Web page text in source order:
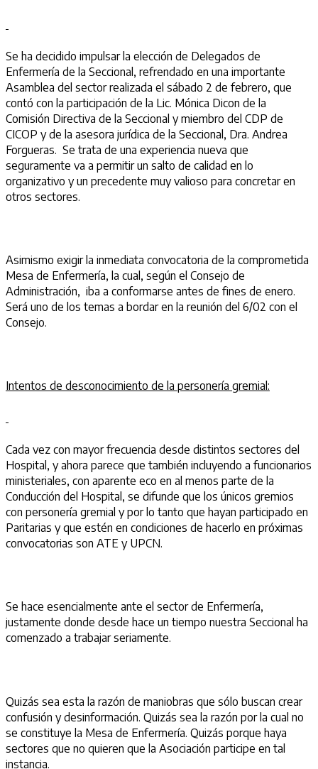
Se ha decidido impulsar la elección de Delegados de
Enfermería de la Seccional, refrendado en una importante
Asamblea del sector realizada el sábado 2 de febrero, que
contó con la participación de la Lic. Mónica Dicon de la
Comisión Directiva de la Seccional y miembro del CDP de
CICOP y de la asesora jurídica de la Seccional, Dra. Andrea
Forgueras. Se trata de una experiencia nueva que
seguramente va a permitir un salto de calidad en lo
organizativo y un precedente muy valioso para concretar en
otros sectores.
Asimismo exigir la inmediata convocatoria de la comprometida
Mesa de Enfermería, la cual, según el Consejo de
Administración, iba a conformarse antes de fines de enero.
Será uno de los temas a bordar en la reunión del 6/02 con el
Consejo.
Intentos de desconocimiento de la personería gremial:
Cada vez con mayor frecuencia desde distintos sectores del
Hospital, y ahora parece que también incluyendo a funcionarios
ministeriales, con aparente eco en al menos parte de la
Conducción del Hospital, se difunde que los únicos gremios
con personería gremial y por lo tanto que hayan participado en
Paritarias y que estén en condiciones de hacerlo en próximas
convocatorias son ATE y UPCN.
Se hace esencialmente ante el sector de Enfermería,
justamente donde desde hace un tiempo nuestra Seccional ha
comenzado a trabajar seriamente.
Quizás sea esta la razón de maniobras que sólo buscan crear
confusión y desinformación. Quizás sea la razón por la cual no
se constituye la Mesa de Enfermería. Quizás porque haya
sectores que no quieren que la Asociación participe en tal
instancia.